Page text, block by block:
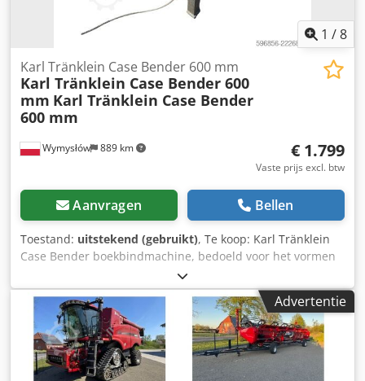
1 /8
Wymysłów 889 km
Karl Tränklein Case Bender 600 mm
Karl Tränklein Case Bender 600
mm Karl Tränklein Case Bender
600 mm
€ 1.799
Vaste prijs excl. btw
Aanvragen Bellen
Toestand: uitstekend (gebruikt), Te koop: Karl Tränklein
Case Bender boekbindmachine, bedoeld voor het vormen
en buigen van ruggen van harde boekomslagen. Het
apparaat geeft omslagen de juiste radius, waardoor deze
perfect aansluiten op het boekblok. De machine is
uitgerust met verstelbare rollen waarmee deze kan
worden aangepast aan verschillende omslagdiktes. De
robuuste gietijzeren constructie zorgt voor hoge precisie
en jarenlang gebruik. Technische gegevens:
Advertentie